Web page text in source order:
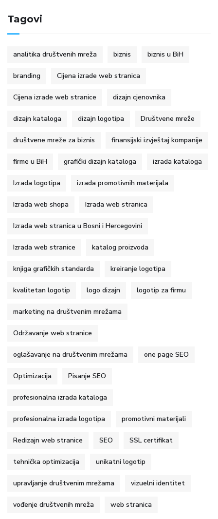
Tagovi
analitika društvenih mreža biznis biznis u BiH
branding Cijena izrade web stranica
Cijena izrade web stranice dizajn cjenovnika
dizajn kataloga dizajn logotipa Društvene mreže
društvene mreže za biznis finansijski izvještaj kompanije
firme u BiH grafički dizajn kataloga izrada kataloga
Izrada logotipa izrada promotivnih materijala
Izrada web shopa Izrada web stranica
Izrada web stranica u Bosni i Hercegovini
Izrada web stranice katalog proizvoda
knjiga grafičkih standarda kreiranje logotipa
kvalitetan logotip logo dizajn logotip za firmu
marketing na društvenim mrežama
Održavanje web stranice
oglašavanje na društvenim mrežama one page SEO
Optimizacija Pisanje SEO
profesionalna izrada kataloga
profesionalna izrada logotipa promotivni materijali
Redizajn web stranice SEO SSL certifikat
tehnička optimizacija unikatni logotip
upravljanje društvenim mrežama vizuelni identitet
vođenje društvenih mreža web stranica